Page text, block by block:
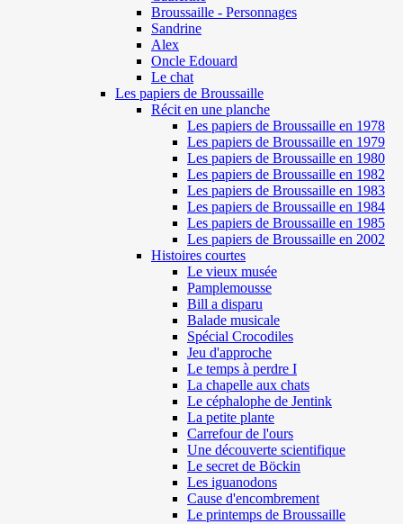
Broussaille - Personnages
Sandrine
Alex
Oncle Edouard
Le chat
Les papiers de Broussaille
Récit en une planche
Les papiers de Broussaille en 1978
Les papiers de Broussaille en 1979
Les papiers de Broussaille en 1980
Les papiers de Broussaille en 1982
Les papiers de Broussaille en 1983
Les papiers de Broussaille en 1984
Les papiers de Broussaille en 1985
Les papiers de Broussaille en 2002
Histoires courtes
Le vieux musée
Pamplemousse
Bill a disparu
Balade musicale
Spécial Crocodiles
Jeu d'approche
Le temps à perdre I
La chapelle aux chats
Le céphalophe de Jentink
La petite plante
Carrefour de l'ours
Une découverte scientifique
Le secret de Böckin
Les iguanodons
Cause d'encombrement
Le printemps de Broussaille